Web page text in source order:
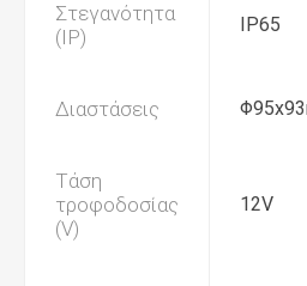
Στεγανότητα
(IP)
IP65
Διαστάσεις
Τάση
τροφοδοσίας
(V)
12V